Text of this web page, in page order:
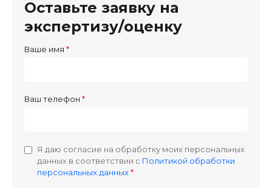
Оставьте заявку на
экспертизу/оценку
Ваше имя
Ваш телефон
Я даю согласие на обработку моих персональных
данных в соответствии с Политикой обработки
персональных данных